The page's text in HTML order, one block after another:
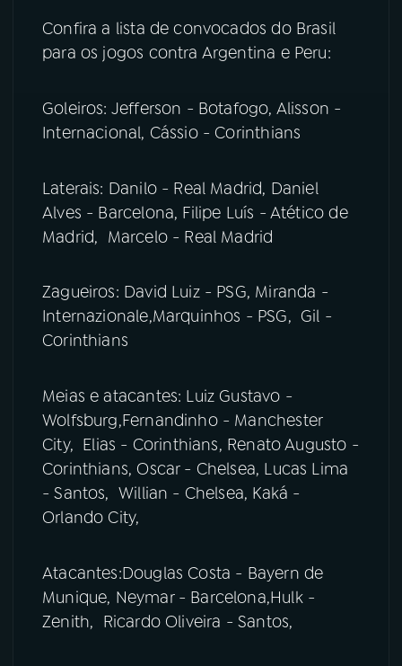
Confira a lista de convocados do Brasil
para os jogos contra Argentina e Peru:
Goleiros: Jefferson - Botafogo, Alisson -
Internacional, Cássio - Corinthians
Laterais: Danilo - Real Madrid, Daniel
Alves - Barcelona, Filipe Luís - Atético de
Madrid, Marcelo - Real Madrid
Zagueiros: David Luiz - PSG, Miranda -
Internazionale,Marquinhos - PSG, Gil -
Corinthians
Meias e atacantes: Luiz Gustavo -
Wolfsburg,Fernandinho - Manchester
City, Elias - Corinthians, Renato Augusto -
Corinthians, Oscar - Chelsea, Lucas Lima
- Santos, Willian - Chelsea, Kaká -
Orlando City,
Atacantes:Douglas Costa - Bayern de
Munique, Neymar - Barcelona,Hulk -
Zenith, Ricardo Oliveira - Santos,